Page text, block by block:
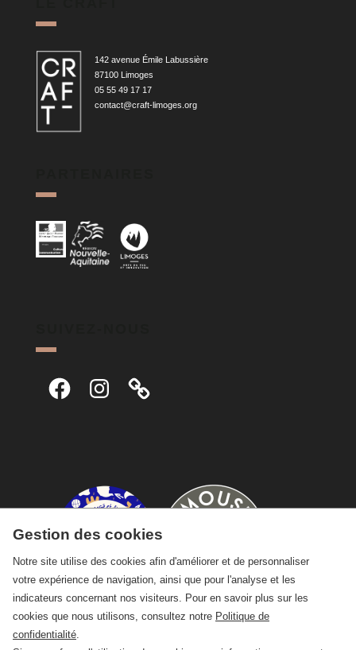
142 avenue Émile Labussière
87100 Limoges
05 55 49 17 17
contact@craft-limoges.org
FacebookInstagram
Gestion des cookies
Notre site utilise des cookies afin d'améliorer et de personnaliser
votre expérience de navigation, ainsi que pour l'analyse et les
indicateurs concernant nos visiteurs. Pour en savoir plus sur les
cookies que nous utilisons, consultez notre Politique de
confidentialité